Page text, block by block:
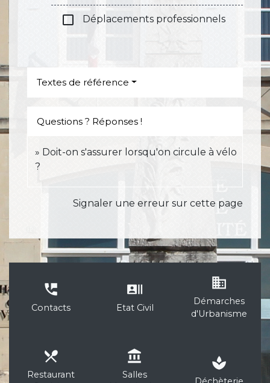
check_box_outline_blank Déplacements professionnels
Textes de référence
Questions ? Réponses !
Doit-on s'assurer lorsqu'on circule à vélo
?
Signaler une erreur sur cette page
perm_phone_msg
Contacts
recent_actors
Etat Civil
business
Démarches
d'Urbanisme
local_dining
Restaurant
account_balance
Salles
spa